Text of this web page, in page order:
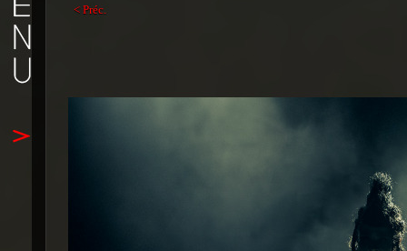
< Préc.